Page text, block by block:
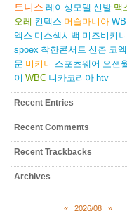
트니스 레이싱모델 신발 맥
오레 킨텍스 머슬마니아
엑스 미스섹시백 미즈비키니
spoex 착한콘서트 신촌 코
문 비키니 스포츠웨어 오션
이 WBC 니카코리아 htv
Recent Entries
Recent Comments
Recent Trackbacks
Archives
« 2026/08 »